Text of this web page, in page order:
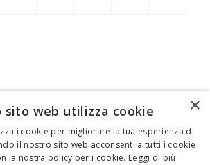
MOTTA EDITORE
– 08233380966 –
×
sito web utilizza cookie
i cookie per migliorare la tua esperienza di
il nostro sito web acconsenti a tutti i cookie
la nostra policy per i cookie. Leggi di più